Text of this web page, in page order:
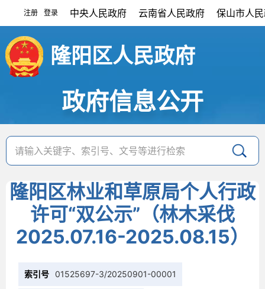
注册 登录 中央人民政府 云南省人民政府 保山市人
隆阳区人民政府
政府信息公开
隆阳区林业和草原局个人行政
许可“双公示”（林木采伐
2025.07.16-2025.08.15）
索引号 01525697-3/20250901-00001